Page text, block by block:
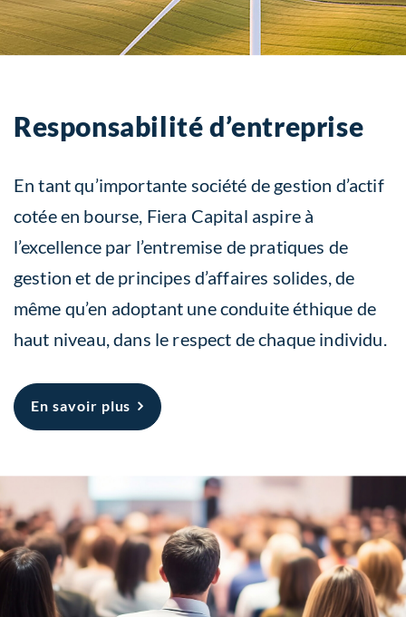
Responsabilitéd’entreprise
En tant qu’importante société de gestion d’actif
cotée en bourse, Fiera Capital aspire à
l’excellence par l’entremise de pratiques de
gestion et de principes d’affaires solides, de
même qu’en adoptant une conduite éthique de
haut niveau, dans le respect de chaque individu.
En savoir plus À propos Responsabilité
d’entreprise